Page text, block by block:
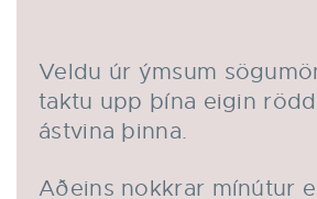
Veldu úr ýmsum
taktu upp þína eigin
ástvina þinna.
Aðeins nokkrar mínútur